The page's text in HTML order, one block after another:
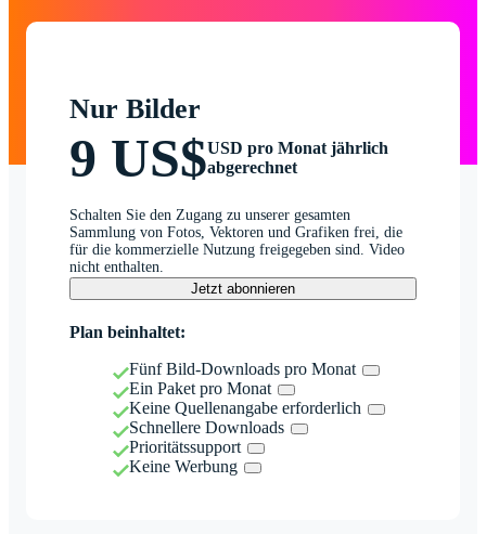
Nur Bilder
9 US$USD pro Monat jährlich
abgerechnet
Schalten Sie den Zugang zu unserer gesamten
Sammlung von Fotos, Vektoren und Grafiken frei, die
für die kommerzielle Nutzung freigegeben sind. Video
nicht enthalten.
Jetzt abonnieren
Plan beinhaltet:
Fünf Bild-Downloads pro Monat
Ein Paket pro Monat
Keine Quellenangabe erforderlich
Schnellere Downloads
Prioritätssupport
Keine Werbung